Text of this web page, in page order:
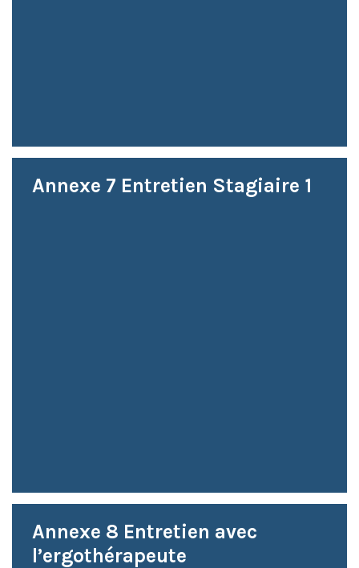
Annexe 7 Entretien Stagiaire 1
Annexe 8 Entretien avec
l’ergothérapeute